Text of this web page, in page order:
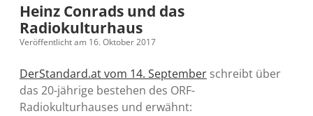
Kreativitätserklärung
Barrierefreiheit
Meine Fediverse Regeln
barcamper.at – Die österreichische Barcamp Liste
Alleinr – Der Ruheraum im Web (externer Link)
S9y InfoCamp – Der Serendpity Podcast (externer
Link)
Impressum
Datenschutz
Microblog
rss email-
form
mastodon
Heinz Conrads und das
Radiokulturhaus
Veröffentlicht am 16. Oktober 2017
DerStandard.at vom 14. September schreibt über
das 20-jährige bestehen des ORF-
Radiokulturhauses und erwähnt: